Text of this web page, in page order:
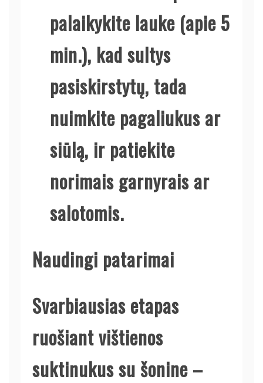
palaikykite lauke (apie 5
min.), kad sultys
pasiskirstytų, tada
nuimkite pagaliukus ar
siūlą, ir patiekite
norimais garnyrais ar
salotomis.
Naudingi patarimai
Svarbiausias etapas
ruošiant vištienos
suktinukus su šonine –